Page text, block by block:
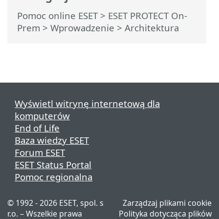
Pomoc online ESET> ESET PROTECT On-
Prem > Wprowadzenie > Architektura
Wyświetl witrynę internetową dla
komputerów
End of Life
Baza wiedzy ESET
Forum ESET
ESET Status Portal
Pomoc regionalna
© 1992 - 2026 ESET, spol. s
r.o. – Wszelkie prawa
Zarządzaj plikami cookie
Polityka dotycząca plików